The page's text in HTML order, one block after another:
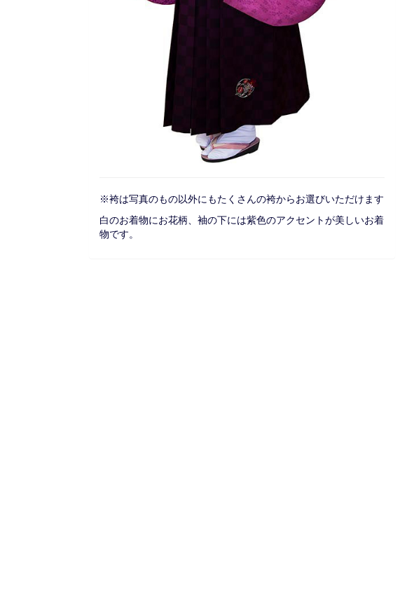
※袴は写真のもの以外にもたくさんの袴からお選びいただけます
白のお着物にお花柄、袖の下には紫色のアクセントが美しいお着
物です。